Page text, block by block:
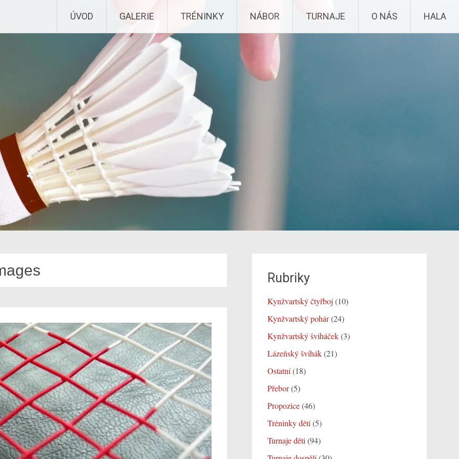
ÚVOD GALERIE TRÉNINKY NÁBOR TURNAJE O NÁS HALA
Rubriky
Kynžvartský čtyřboj (10)
Kynžvartský pohár(24)
Kynžvartský šviháček(3)
Lázeňský švihák(21)
Ostatní(18)
Přebor(5)
Propozice(46)
Tréninky dětí(5)
Turnaje děti (94)